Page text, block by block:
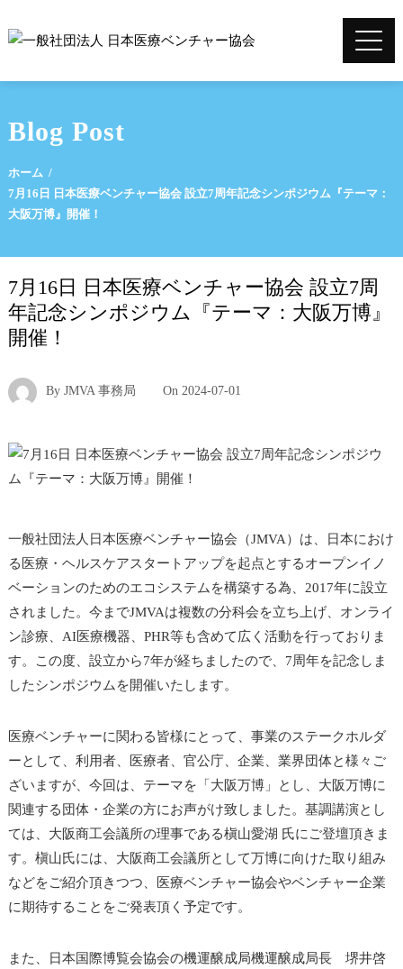
Blog Post
ホーム
7月16日 日本医療ベンチャー協会 設立7周年記念シンポジウム『テーマ：
大阪万博』開催！
7月16日 日本医療ベンチャー協会 設立7周
年記念シンポジウム『テーマ：大阪万博』
開催！
By JMVA 事務局 On 2024-07-01
一般社団法人日本医療ベンチャー協会（JMVA）は、日本におけ
る医療・ヘルスケアスタートアップを起点とするオープンイノ
ベーションのためのエコシステムを構築する為、2017年に設立
されました。今までJMVAは複数の分科会を立ち上げ、オンライ
ン診療、AI医療機器、PHR等も含めて広く活動を行っておりま
す。この度、設立から7年が経ちましたので、7周年を記念しま
したシンポジウムを開催いたします。
医療ベンチャーに関わる皆様にとって、事業のステークホルダ
ーとして、利用者、医療者、官公庁、企業、業界団体と様々ご
ざいますが、今回は、テーマを「大阪万博」とし、大阪万博に
関連する団体・企業の方にお声がけ致しました。基調講演とし
ては、大阪商工会議所の理事である槇山愛湖 氏にご登壇頂きま
す。槇山氏には、大阪商工会議所として万博に向けた取り組み
などをご紹介頂きつつ、医療ベンチャー協会やベンチャー企業
に期待することをご発表頂く予定です。
また、日本国際博覧会協会の機運醸成局機運醸成局長 堺井啓